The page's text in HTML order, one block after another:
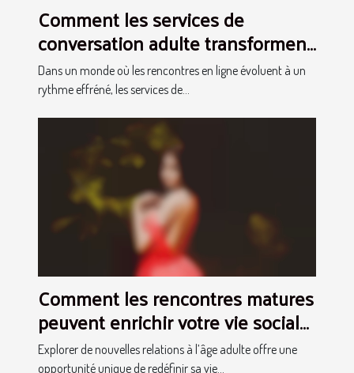
Comment les services de
conversation adulte transforment
les rencontres en ligne ?
Dans un monde où les rencontres en ligne évoluent à un
rythme effréné, les services de...
Comment les rencontres matures
peuvent enrichir votre vie sociale
?
Explorer de nouvelles relations à l’âge adulte offre une
opportunité unique de redéfinir sa vie...